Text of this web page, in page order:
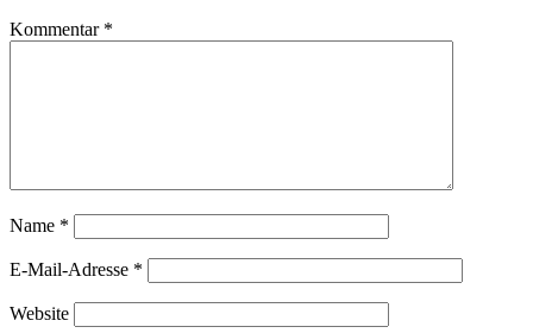
Kommentar *
Name *
E-Mail-Adresse *
Website